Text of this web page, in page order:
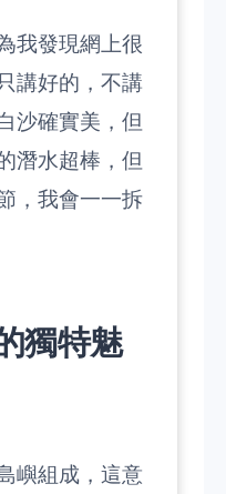
我發現網上很
講好的，不講
沙確實美，但
潛水超棒，但
，我會一一拆
獨特魅
嶼組成，這意